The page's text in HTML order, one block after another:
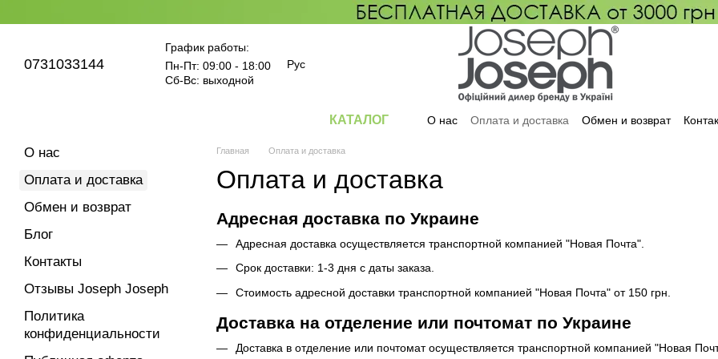
0731033144
График работы:
Пн-Пт: 09:00 - 18:00
Cб-Вс: выходной
Рус
КАТАЛОГ О нас Оплата и доставка Обмен и возврат
Главная Оплата и доставка
Оплата и доставка
Адресная доставка по Украине
Адресная доставка осуществляется транспортной компанией "Новая Почта".
Срок доставки: 1-3 дня с даты заказа.
Стоимость адресной доставки транспортной компанией "Новая Почта" от 150 грн.
Доставка на отделение или почтомат по Украине
Доставка в отделение или почтомат осуществляется транспортной компанией "Новая
О нас
Оплата и доставка
Обмен и возврат
Блог
Контакты
Отзывы Joseph Joseph
Политика
конфиденциальности